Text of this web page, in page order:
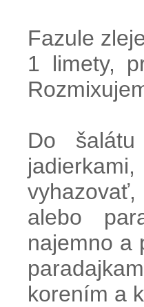
Fazule
1 limety,
Do
alebo
najemno a
korením a